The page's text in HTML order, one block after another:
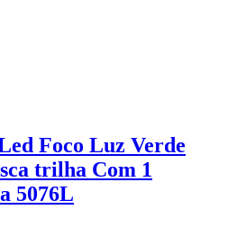
Foco Luz Verde
trilha Com 1
5076L